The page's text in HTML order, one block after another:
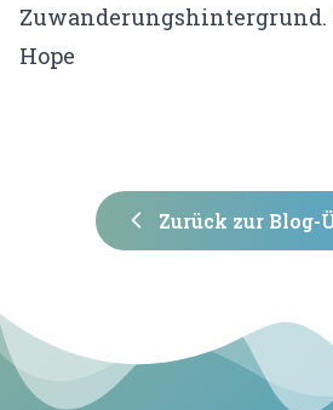
Zuwanderungshintergrund.
Hope
Zurück zur Blog-